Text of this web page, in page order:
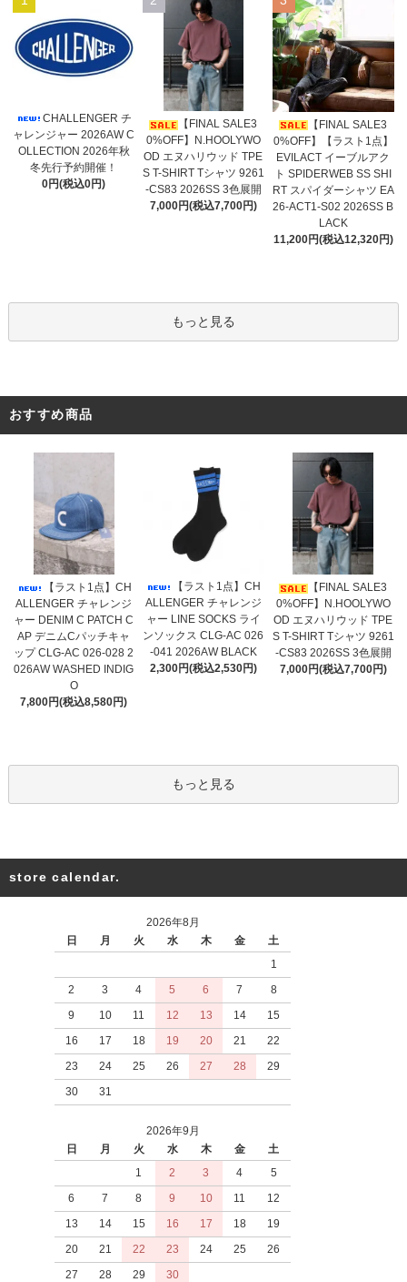
CHALLENGER チ
ャレンジャー 2026AW C
OLLECTION 2026年秋
冬先行予約開催！
0円(税込0円)
【FINAL SALE3
0%OFF】N.HOOLYWO
OD エヌハリウッド TPE
S T-SHIRT Tシャツ 9261
-CS83 2026SS 3色展開
7,000円(税込7,700円)
【FINAL SALE3
0%OFF】【ラスト1点】
EVILACT イーブルアク
ト SPIDERWEB SS SHI
RT スパイダーシャツ EA
26-ACT1-S02 2026SS B
LACK
11,200円(税込12,320円)
もっと見る
おすすめ商品
【ラスト1点】CH
ALLENGER チャレンジ
ャー DENIM C PATCH C
AP デニムCパッチキャ
ップ CLG-AC 026-028 2
026AW WASHED INDIG
O
7,800円(税込8,580円)
【ラスト1点】CH
ALLENGER チャレンジ
ャー LINE SOCKS ライ
ンソックス CLG-AC 026
-041 2026AW BLACK
2,300円(税込2,530円)
【FINAL SALE3
0%OFF】N.HOOLYWO
OD エヌハリウッド TPE
S T-SHIRT Tシャツ 9261
-CS83 2026SS 3色展開
7,000円(税込7,700円)
もっと見る
store calendar.
2026年8月
日
月 火 水 木 金
土
1
2
3 4 5 6 7
8
9
10 11 12 13 14
15
16
17 18 19 20 21
22
23
24 25 26 27 28
29
30
31
2026年9月
日
月 火 水 木 金
土
1
2 3 4
5
6
7 8 9 10 11
12
13
14 15 16 17 18
19
20
21 22 23 24 25
26
27
28 29 30